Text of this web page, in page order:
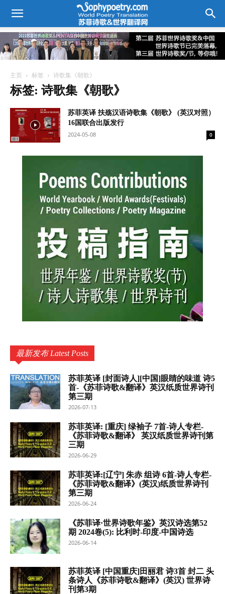
主页 标签 诗歌集《朝歌》
标签: 诗歌集《朝歌》
苏菲英译 扶殇汉语诗歌集《朝歌》 (英汉对照）
16国联合出版发行
2024-05-08
0
最新发布 Latest Posts
苏菲英译 [封面诗人][中国]眼睛的味道 诗5
首-《苏菲诗歌&翻译》英汉纸质世界诗刊
第三期
2026-07-13
苏菲英译: [重庆] 绿袖子 7首-诗人专栏-
《苏菲诗歌&翻译》 英汉纸质世界诗刊第
三期
2026-06-29
苏菲英译:[辽宁] 朱赤 组诗 6首-诗人专栏-
《苏菲诗歌&翻译》(英汉)纸质世界诗刊
第三期
2026-06-24
《苏菲译·世界诗歌年鉴》英汉诗选第52
期 2024卷(5): 比利时-印度-中国诗选
2026-06-14
苏菲英译 [中国重庆]田丽君 诗3首 封二 头
条诗人《苏菲诗歌&翻译》(英汉) 世界诗
刊第3期